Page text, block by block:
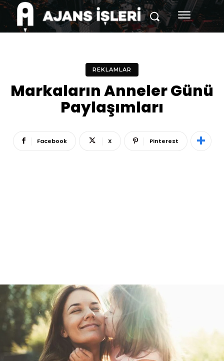
REKLAMLAR
Markaların Anneler Günü
Paylaşımları
Facebook X Pinterest